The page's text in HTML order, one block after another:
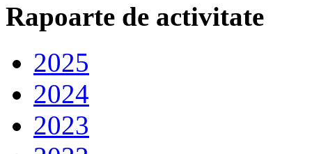
Rapoarte de activitate
2025
2024
2023